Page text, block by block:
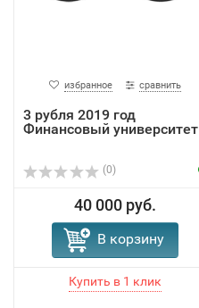
избранное сравнить
3 рубля 2019 год
Финансовый университет
(0)
40 000 руб.
В корзину